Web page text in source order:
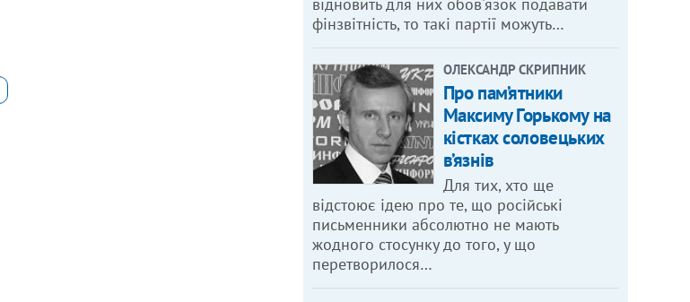
фінзвітність, то такі партії можуть…
ОЛЕКСАНДР СКРИПНИК
Про пам’ятники
Максиму Горькому на
кістках соловецьких
в’язнів
Для тих, хто ще
відстоює ідею про те, що російські
письменники абсолютно не мають
жодного стосунку до того, у що
перетворилося…